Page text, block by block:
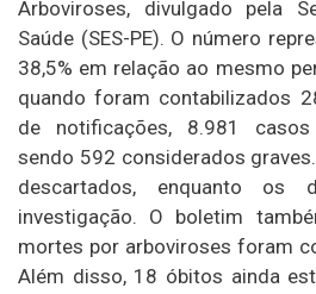
Arboviroses, divulgado pela
Saúde (SES-PE). O número
38,5% em relação ao mesmo
quando foram contabilizados
de notificações, 8.981
sendo 592 considerados
descartados, enquanto os
investigação. O boletim
mortes por arboviroses foram
Além disso, 18 óbitos ainda